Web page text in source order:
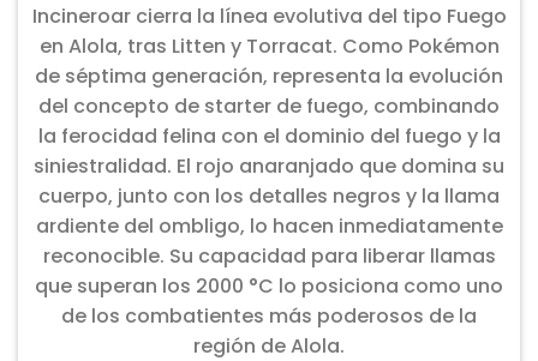
Incineroar cierra la línea evolutiva del tipo Fuego
en Alola, tras Litten y Torracat. Como Pokémon
de séptima generación, representa la evolución
del concepto de starter de fuego, combinando
la ferocidad felina con el dominio del fuego y la
siniestralidad. El rojo anaranjado que domina su
cuerpo, junto con los detalles negros y la llama
ardiente del ombligo, lo hacen inmediatamente
reconocible. Su capacidad para liberar llamas
que superan los 2000 °C lo posiciona como uno
de los combatientes más poderosos de la
región de Alola.